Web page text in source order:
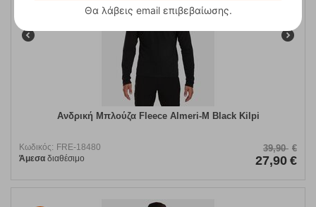
Ανδρική Μπλούζα Fleece Almeri-M Black Kilpi
Κωδικός: FRE-18480
Άμεσα διαθέσιμο
39,90 €
27,90 €
Θα λάβεις email επιβεβαίωσης.